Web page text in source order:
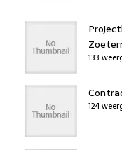
133
124